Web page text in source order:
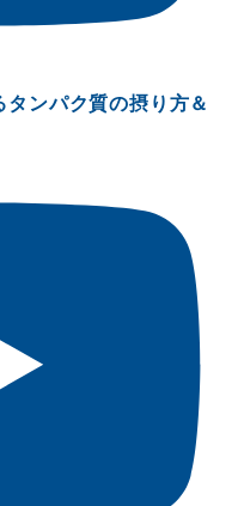
タンパク質の摂り方＆